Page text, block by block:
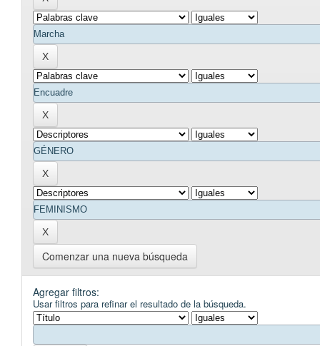
Comenzar una nueva búsqueda
Agregar filtros:
Usar filtros para refinar el resultado de la búsqueda.